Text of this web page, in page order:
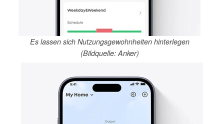
Es lassen sich Nutzungsgewohnheiten hinterlegen
(Bildquelle: Anker)